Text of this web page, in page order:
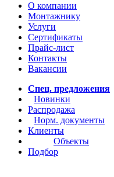
О компании
Монтажнику
Услуги
Сертификаты
Прайс-лист
Контакты
Вакансии
Спец. предложения
Новинки
Распродажа
Норм. документы
Клиенты
Объекты
Подбор